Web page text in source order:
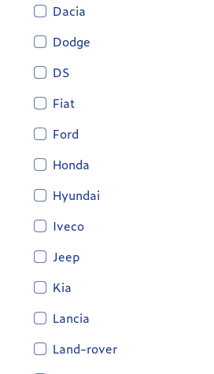
Dacia
Dodge
DS
Fiat
Ford
Honda
Hyundai
Iveco
Jeep
Kia
Lancia
Land-rover